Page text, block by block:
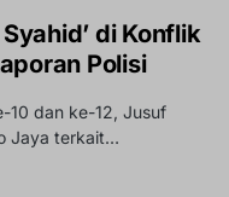
di Konflik
Polisi
10 dan ke-12, Jusuf
Jaya terkait…